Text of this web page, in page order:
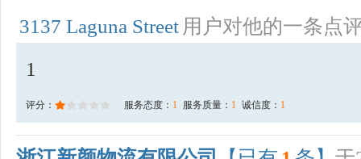
3137 Laguna Street 用户对他的一条点
1
评分： 服务态度： 1 服务质量： 1 诚信度： 1